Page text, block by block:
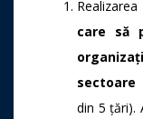
care să
sectoare
din 5 țări).